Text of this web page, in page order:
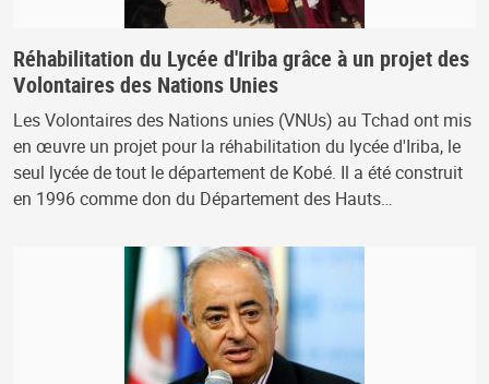
Réhabilitation du Lycée d'Iriba grâce à un projet des
Volontaires des Nations Unies
Les Volontaires des Nations unies (VNUs) au Tchad ont mis
en œuvre un projet pour la réhabilitation du lycée d'Iriba, le
seul lycée de tout le département de Kobé. Il a été construit
en 1996 comme don du Département des Hauts…